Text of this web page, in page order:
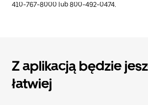
410-767-8000 lub 800-492-0474.
Z aplikacją będzie
łatwiej